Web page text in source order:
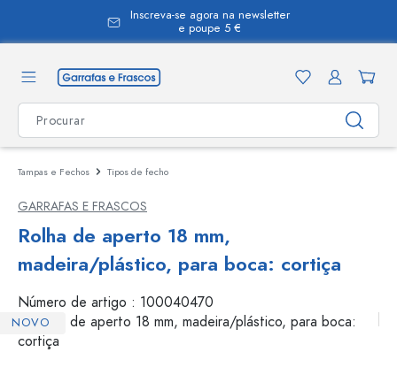
Inscreva-se agora na newsletter
e poupe 5 €
Tampas e Fechos Tipos de fecho
GARRAFAS E FRASCOS
Rolha de aperto 18 mm,
madeira/plástico, para boca: cortiça
Número de artigo : 100040470
NOVO